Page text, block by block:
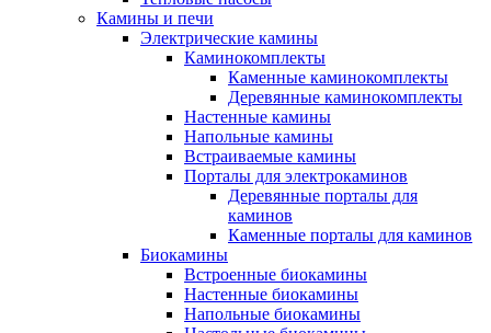
Камины и печи
Электрические камины
Каминокомплекты
Каменные каминокомплекты
Деревянные каминокомплекты
Настенные камины
Напольные камины
Встраиваемые камины
Порталы для электрокаминов
Деревянные порталы для
каминов
Каменные порталы для каминов
Биокамины
Встроенные биокамины
Настенные биокамины
Напольные биокамины